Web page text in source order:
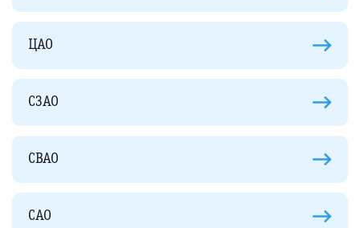
ЦАО
СЗАО
СВАО
САО